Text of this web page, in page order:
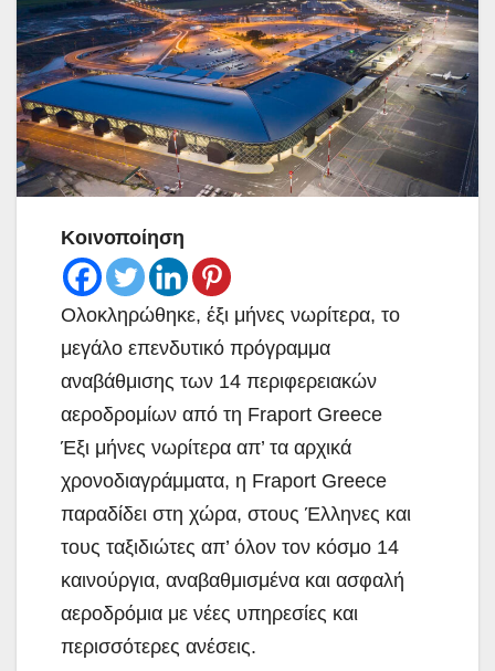
Κοινοποίηση
Ολοκληρώθηκε, έξι μήνες νωρίτερα, το
μεγάλο επενδυτικό πρόγραμμα
αναβάθμισης των 14 περιφερειακών
αεροδρομίων από τη Fraport Greece
Έξι μήνες νωρίτερα απ’ τα αρχικά
χρονοδιαγράμματα, η Fraport Greece
παραδίδει στη χώρα, στους Έλληνες και
τους ταξιδιώτες απ’ όλον τον κόσμο 14
καινούργια, αναβαθμισμένα και ασφαλή
αεροδρόμια με νέες υπηρεσίες και
περισσότερες ανέσεις.